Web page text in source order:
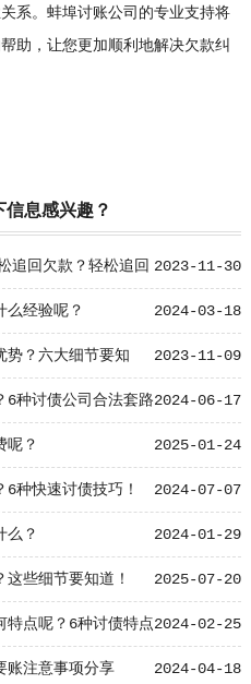
系。蚌埠讨账公司的专业支持将
助，让您更加顺利地解决欠款纠
息感兴趣？
2023-11-30
追回欠款？轻松追回
2024-03-18
么经验呢？
2023-11-09
势？六大细节要知
2024-06-17
6种讨债公司合法套路
2025-01-24
呢？
2024-07-07
种快速讨债技巧！
2024-01-29
么？
2025-07-20
些细节要知道！
2024-02-25
特点呢？6种讨债特点
2024-04-18
账注意事项分享